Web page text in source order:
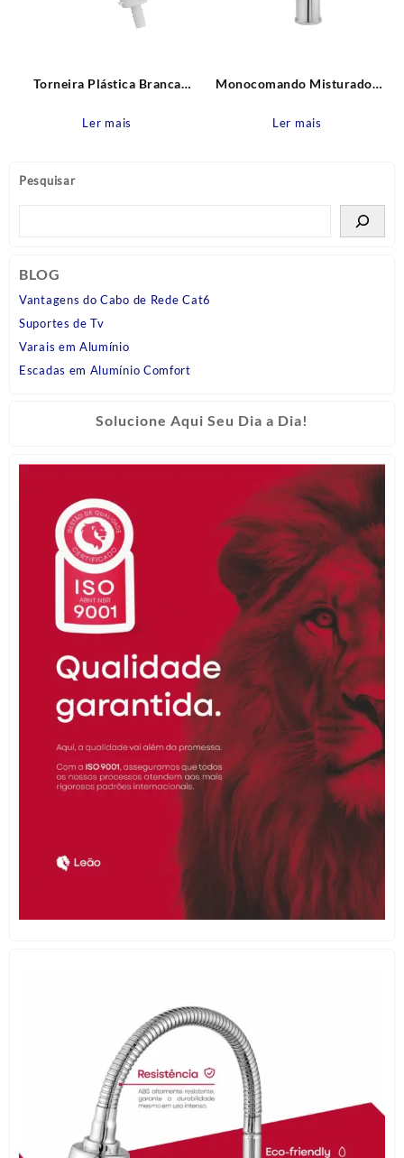
Pesquisar
BLOG
Vantagens do Cabo de Rede Cat6
Suportes de Tv
Varais em Alumínio
Escadas em Alumínio Comfort
Solucione Aqui Seu Dia a Dia!
Torneira Plástica Branca
bico para Mangueira Cross
Ler mais
Monocomando Misturador
Metais
Ler mais